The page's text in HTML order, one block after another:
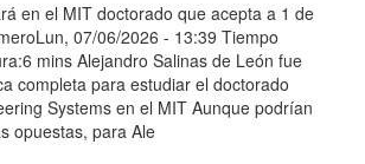
en el MIT doctorado que acepta a 1 de
07/06/2026 - 13:39 Tiempo
mins Alejandro Salinas de León fue
completa para estudiar el doctorado
Systems en el MIT Aunque podrían
opuestas, para Ale